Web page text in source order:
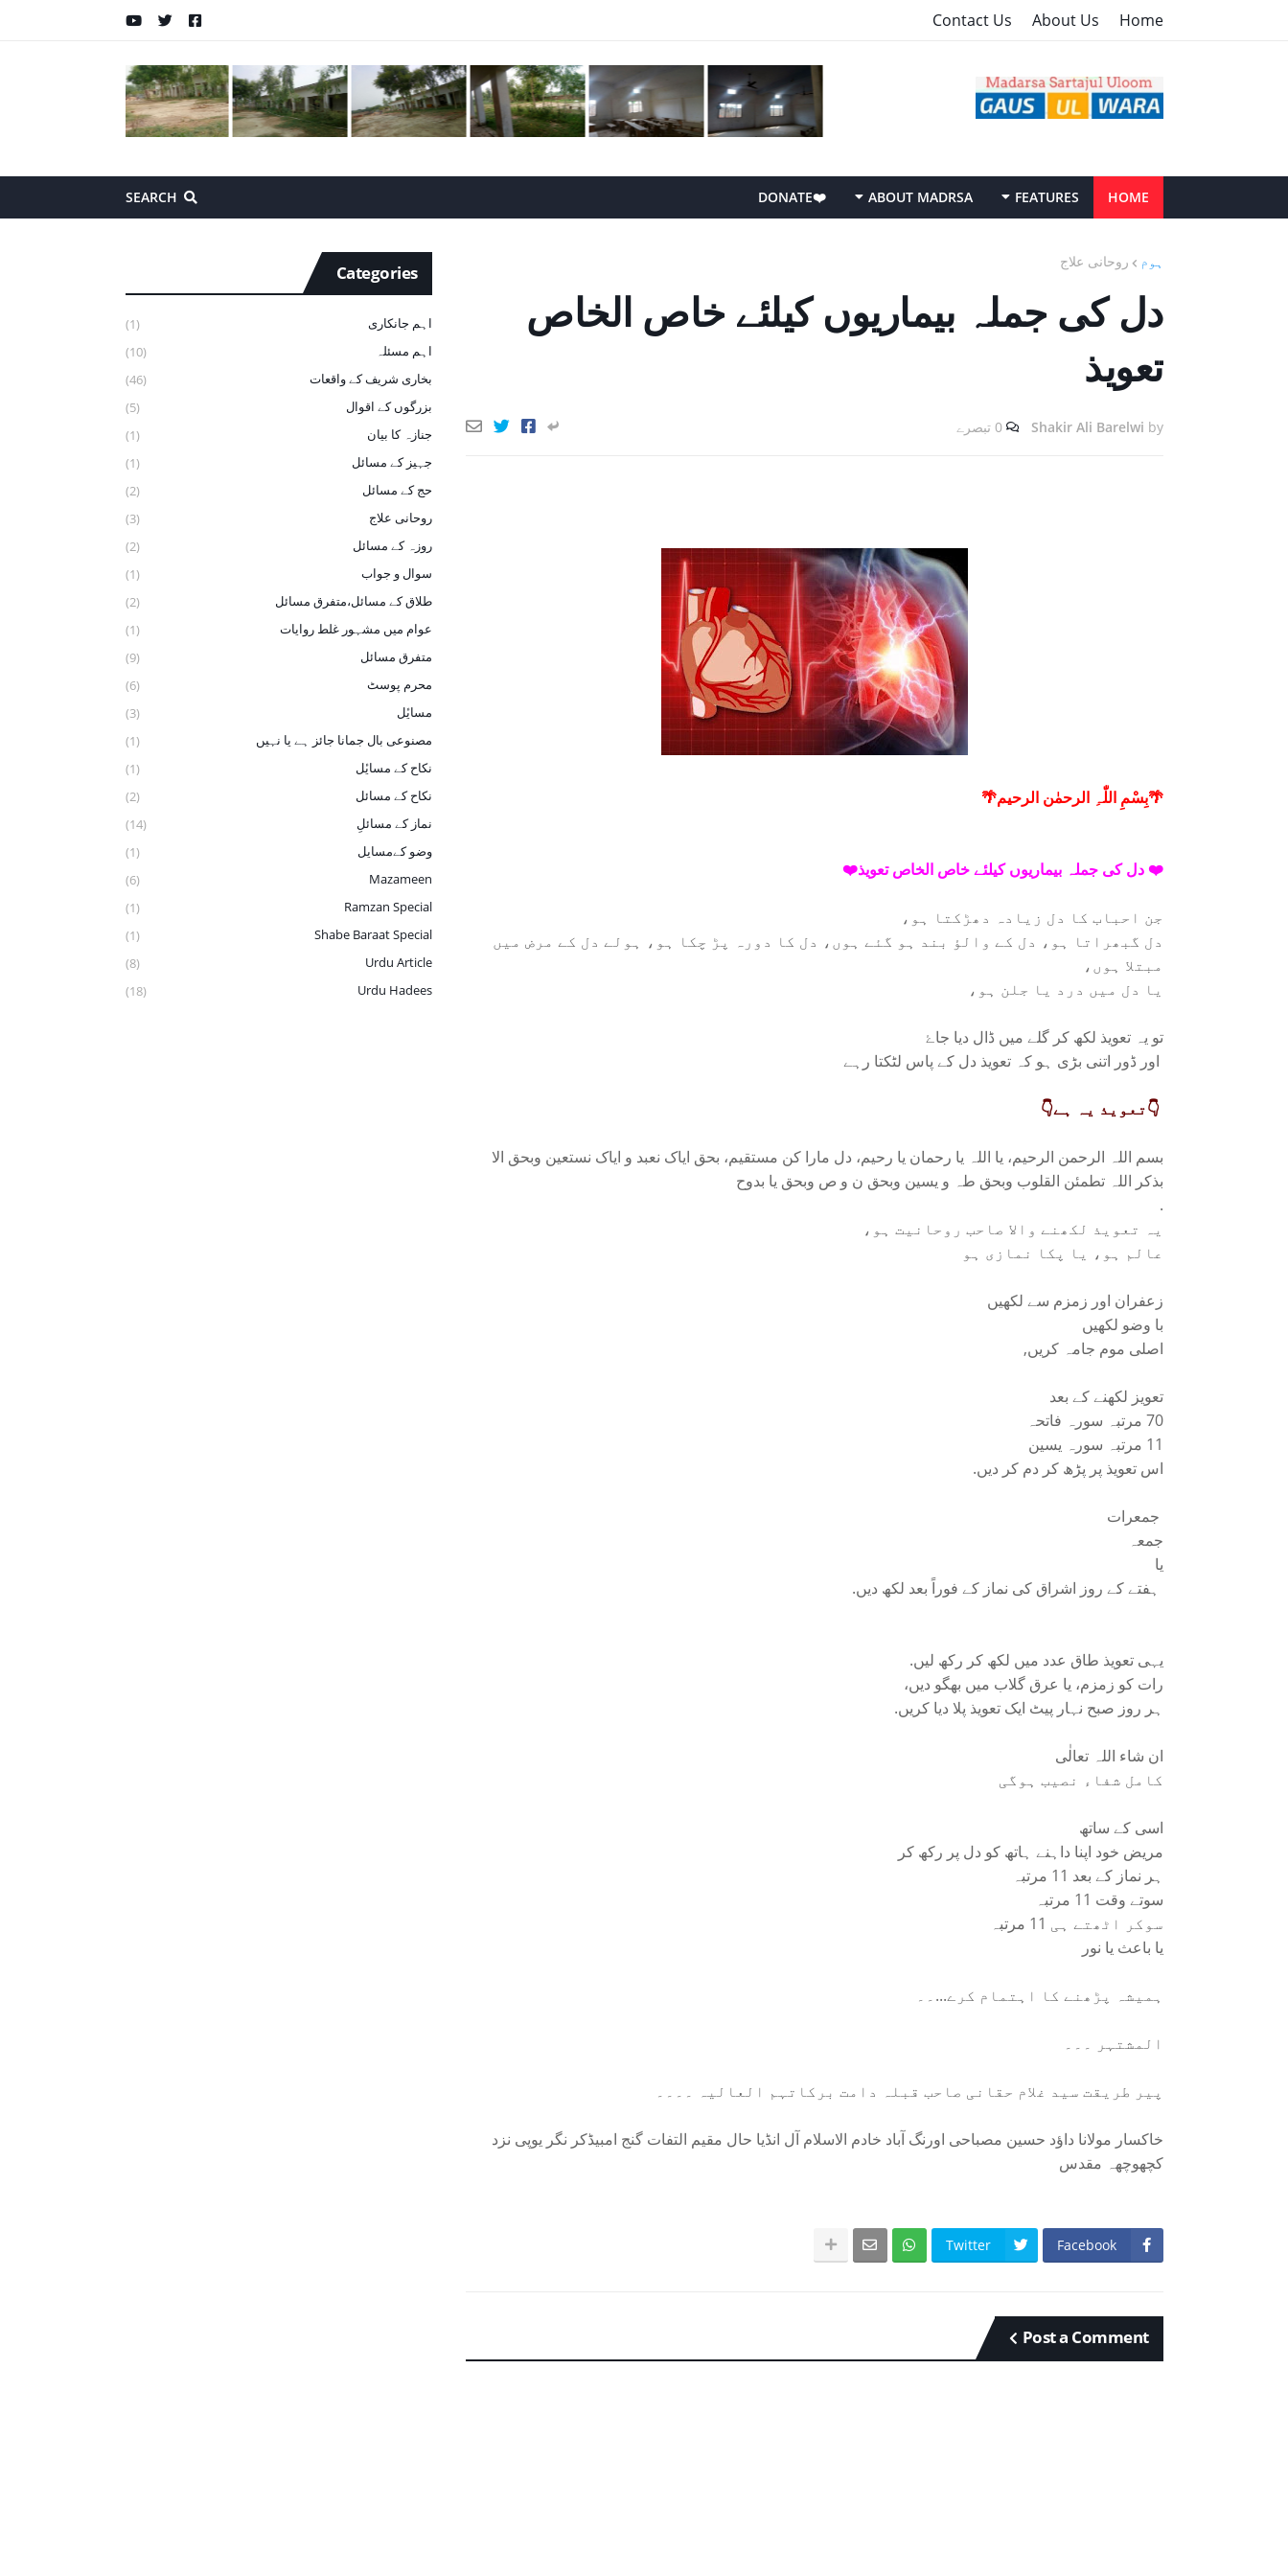
Home
About Us
Contact Us
HOME
FEATURES
ABOUT MADRSA
❤️DONATE
SEARCH
ہوم روحانی علاج
دل کی جملہ بیماریوں کیلئے خاص الخاص
تعویذ
by
Shakir Ali Barelwi 0 تبصرے
🌴بِسْمِ اللّٰہِ الرحمٰن الرحیم🌴
❤️ دل کی جملہ بیماریوں کیلئے خاص الخاص تعویذ❤️
جن احباب کا دل زیادہ دھڑکتا ہو،
دل گبھراتا ہو، دل کے والؤ بند ہو گئے ہوں، دل کا دورہ پڑ چکا ہو، ہولے دل کے مرض میں
مبتلا ہوں،
یا دل میں درد یا جلن ہو،
تو یہ تعویذ لکھ کر گلے میں ڈال دیا جاۓ
اور ڈور اتنی بڑی ہو کہ تعویذ دل کے پاس لٹکتا رہے
👇تعویذ یہ ہے👇
بسم اللہ الرحمن الرحیم، یا اللہ یا رحمان یا رحیم، دل مارا کن مستقیم، بحق ایاک نعبد و ایاک نستعین وبحق الا
بذکر اللہ تطمئن القلوب وبحق طہ و یسین وبحق ن و ص وبحق یا بدوح
.
یہ تعویذ لکھنے والا صاحب روحانیت ہو،
عالم ہو، یا پکا نمازی ہو
زعفران اور زمزم سے لکھیں
با وضو لکھیں
اصلی موم جامہ کریں,
تعویز لکھنے کے بعد
70 مرتبہ سورہ فاتحہ
11 مرتبہ سورہ یسین
اس تعویذ پر پڑھ کر دم کر دیں.
جمعرات
جمعہ
یا
ہفتے کے روز اشراق کی نماز کے فوراً بعد لکھ دیں.
یہی تعویذ طاق عدد میں لکھ کر رکھ لیں.
رات کو زمزم، یا عرق گلاب میں بھگو دیں،
ہر روز صبح نہار پیٹ ایک تعویذ پلا دیا کریں.
ان شاء اللہ تعالٰی
کامل شفاء نصیب ہوگی
اسی کے ساتھ
مریض خود اپنا داہنے ہاتھ کو دل پر رکھ کر
ہر نماز کے بعد 11 مرتبہ
سوتے وقت 11 مرتبہ
سوکر اٹھتے ہی 11 مرتبہ
یا باعث یا نور
ہمیشہ پڑھنے کا اہتمام کرے...۔۔
المشتہر ۔۔۔
پیر طریقت سید غلام حقانی صاحب قبلہ دامت برکاتہم العالیہ ۔۔۔۔
خاکسار مولانا داؤد حسین مصباحی اورنگ آباد خادم الاسلام آل انڈیا حال مقیم التفات گنج امبیڈکر نگر یوپی نزد
کچھوچھہ مقدس
Facebook
Twitter
Post a Comment
Categories
اہم جانکاری
(1)
اہم مسئلہ
(10)
بخاری شریف ‏کے ‏واقعات
(46)
بزرگوں کے اقوال
(5)
جنازہ کا بیان
(1)
جہیز کے مسائل
(1)
حج کے مسائل
(2)
روحانی علاج
(3)
روزہ کے مسائل
(2)
سوال و جواب
(1)
طلاق کے مسائل،متفرق مسائل
(2)
عوام میں مشہور غلط روایات
(1)
متفرق مسائل
(9)
محرم پوسٹ
(6)
مسایٔل
(3)
مصنوعی بال جمانا جائز ہے یا نہیں
(1)
نکاح کے ‏مسایٔل
(1)
نکاح کے مسائل
(2)
نماز کے مسائلِ
(14)
وضو ‏کےمسایل
(1)
Mazameen
(6)
Ramzan Special
(1)
Shabe Baraat Special
(1)
Urdu Article
(8)
Urdu Hadees
(18)